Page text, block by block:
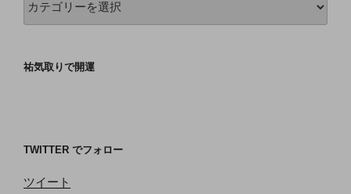
社
祐気取りで開運
TWITTER でフォロー
ツイート